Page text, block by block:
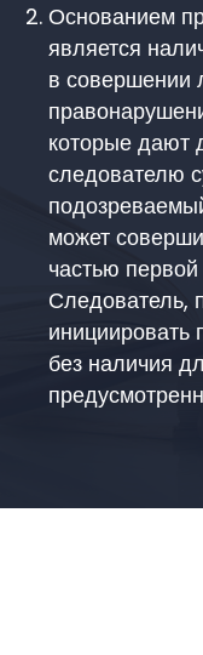
Основанием
является
в совершении
которые дают
следователю
может
частью
Следователь,
инициировать
без наличия